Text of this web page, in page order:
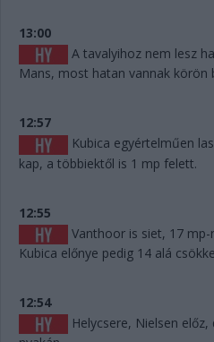
13:00
A tavalyihoz nem lesz
Mans, most hatan vannak körön
12:57
Kubica egyértelműen
kap, a többiektől is 1 mp felett.
12:55
Vanthoor is siet, 17
Kubica előnye pedig 14 alá
12:54
Helycsere, Nielsen